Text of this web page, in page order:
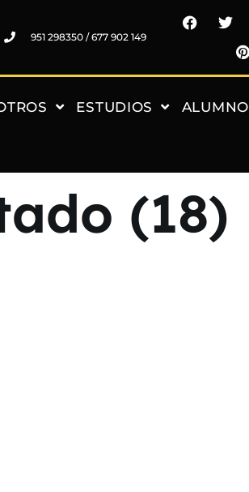
951 298350 / 677 902 149
ESTUDIOS ALUMNO
(18)